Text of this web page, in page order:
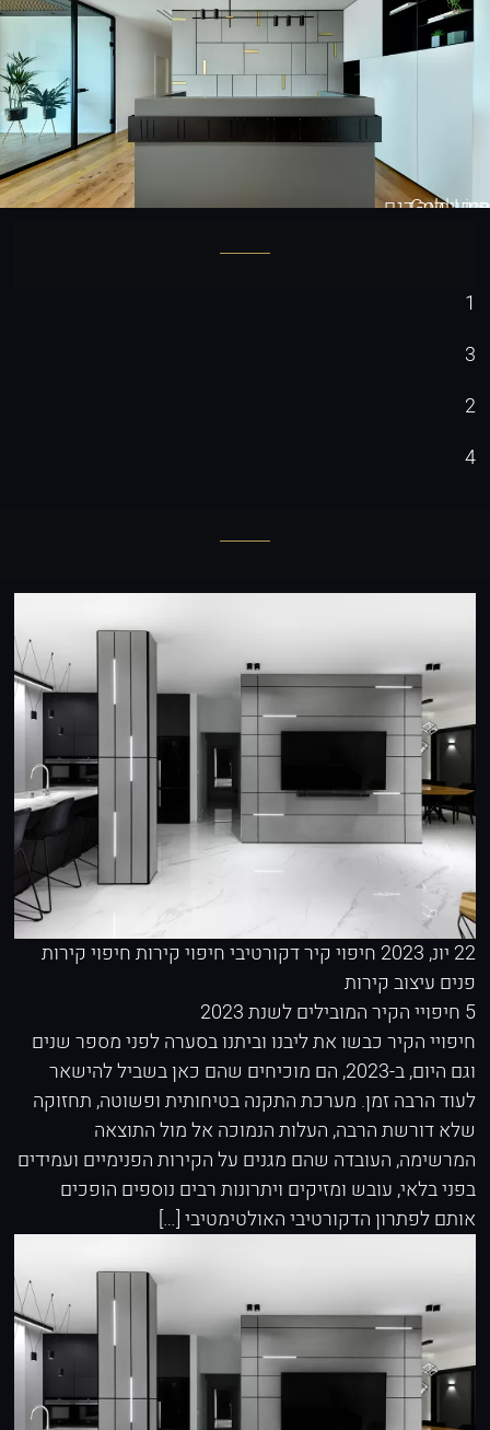
חיפוי קיר דגם
Gold Line
1
3
2
4
22 יונ, 2023 חיפוי קיר דקורטיביחיפוי קירותחיפוי קירות
פנים עיצוב קירות
5 חיפויי הקיר המובילים לשנת 2023
חיפויי הקיר כבשו את ליבנו וביתנו בסערה לפני מספר שנים
וגם היום, ב-2023, הם מוכיחים שהם כאן בשביל להישאר
לעוד הרבה זמן. מערכת התקנה בטיחותית ופשוטה, תחזוקה
שלא דורשת הרבה, העלות הנמוכה אל מול התוצאה
המרשימה, העובדה שהם מגנים על הקירות הפנימיים ועמידים
בפני בלאי, עובש ומזיקים ויתרונות רבים נוספים הופכים
אותם לפתרון הדקורטיבי האולטימטיבי […]